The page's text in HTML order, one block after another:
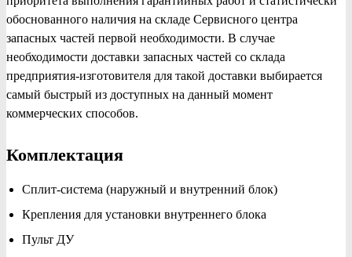
обоснованного наличия на складе Сервисного центра
запасных частей первой необходимости. В случае
необходимости доставки запасных частей со склада
предприятия-изготовителя для такой доставки выбирается
самый быстрый из доступных на данный момент
коммерческих способов.
Комплектация
Сплит-система (наружный и внутренний блок)
Крепления для установки внутреннего блока
Пульт ДУ